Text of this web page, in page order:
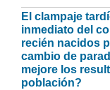
El clampaje
inmediato del
recién nacidos
cambio de
mejore los
población?